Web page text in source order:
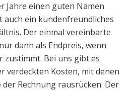
Jahre einen guten Namen
auch ein kundenfreundliches
Der einmal vereinbarte
dann als Endpreis, wenn
zustimmt. Bei uns gibt es
verdeckten Kosten, mit denen
Rechnung rausrücken. Der